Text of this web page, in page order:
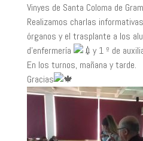
Vinyes de Santa Coloma de
Realizamos charlas
órganos y el trasplante a los
d’enfermería
y 1 º de
En los turnos, mañana y tarde.
Gracias